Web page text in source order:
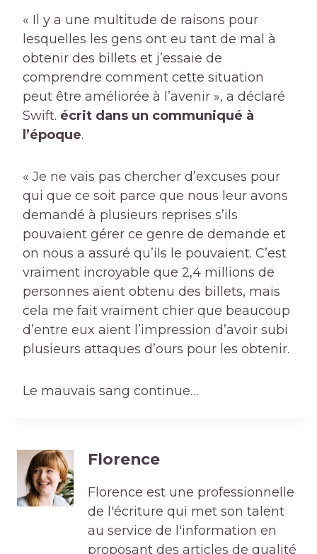
« Il y a une multitude de raisons pour
lesquelles les gens ont eu tant de mal à
obtenir des billets et j’essaie de
comprendre comment cette situation
peut être améliorée à l’avenir », a déclaré
Swift. écrit dans un communiqué à
l’époque.
« Je ne vais pas chercher d’excuses pour
qui que ce soit parce que nous leur avons
demandé à plusieurs reprises s’ils
pouvaient gérer ce genre de demande et
on nous a assuré qu’ils le pouvaient. C’est
vraiment incroyable que 2,4 millions de
personnes aient obtenu des billets, mais
cela me fait vraiment chier que beaucoup
d’entre eux aient l’impression d’avoir subi
plusieurs attaques d’ours pour les obtenir.
Le mauvais sang continue…
Florence
Florence est une professionnelle
de l'écriture qui met son talent
au service de l'information en
proposant des articles de qualité